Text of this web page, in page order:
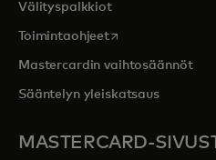
Välityspalkkiot
Toimintaohjeetopens in a new
Mastercardin vaihtosäännöt
Sääntelyn yleiskatsaus
MASTERCARD-